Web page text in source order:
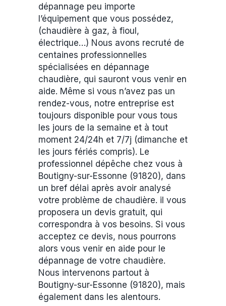
dépannage peu importe
l’équipement que vous possédez,
(chaudière à gaz, à fioul,
électrique…) Nous avons recruté de
centaines professionnelles
spécialisées en dépannage
chaudière, qui sauront vous venir en
aide. Même si vous n’avez pas un
rendez-vous, notre entreprise est
toujours disponible pour vous tous
les jours de la semaine et à tout
moment 24/24h et 7/7j (dimanche et
les jours fériés compris). Le
professionnel dépêche chez vous à
Boutigny-sur-Essonne (91820), dans
un bref délai après avoir analysé
votre problème de chaudière. il vous
proposera un devis gratuit, qui
correspondra à vos besoins. Si vous
acceptez ce devis, nous pourrons
alors vous venir en aide pour le
dépannage de votre chaudière.
Nous intervenons partout à
Boutigny-sur-Essonne (91820), mais
également dans les alentours.